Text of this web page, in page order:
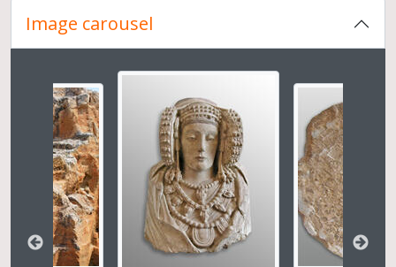
09. Les carrières de El Ferriol et l'atelier de sculpture d'Elche (Alicante). El Ferriol Il. Organisation cadastrale des concessions
10. Les carrières de El Ferriol et l'atelier de sculpture d'Elche (Alicante). Restitutions 3D de El Ferriol II : des petites carrières ouvertes vers l'ouest et l''est
11. Les carrières de El Ferriol et l'atelier de sculpture d'Elche (Alicante). El Ferriol II, 9. Premières enlèvements d'une carrière restée à l'état "d'ébauche"
12. Les carrières de El Ferriol et l'atelier de sculpture d'Elche (Alicante). El Ferriol II, 3. Fronts de taille nord et sud
13. Les carrières de El Ferriol et l'atelier de sculpture d'Elche (Alicante). El Ferriol II, 3. Front de taille sud
14. Les carrières de El Ferriol et l'atelier de sculpture d'Elche (Alicante). El Ferriol II, 3. Enlèvement d'un bloc du front de taille sud
15. Les carrières de El Ferriol et l'atelier de sculpture d'Elche (Alicante). El Ferriol II, 3. Front de taille nord-ouest
16. Les carrières de El Ferriol et l'atelier de sculpture d'Elche (Alicante). El Ferriol II, 3. Front de taille nord-est : arrachements de blocs s'appuyant sur les failles et diaclases
17. Les carrières de El Ferriol et l'atelier de sculpture d'Elche (Alicante). El Ferriol II, 1. Fantômes de blocs extraits
18. Les carrières de El Ferriol et l'atelier de sculpture d'Elche (Alicante). El Ferriol II, 1
19. Les carrières de El Ferriol et l'atelier de sculpture d'Elche (Alicante). El Ferriol II,3. Fouilles du front de taille est
20. Les carrières de El Ferriol et l'atelier de sculpture d'Elche (Alicante). El Ferriol II,3. Fouilles du front de taille est
Image carousel
Changer la présente diapositive de ce carrousel